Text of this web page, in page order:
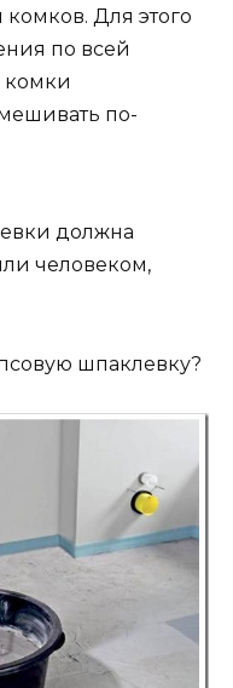
Для этого
по всей
комки
по-
должна
человеком,
шпаклевку?